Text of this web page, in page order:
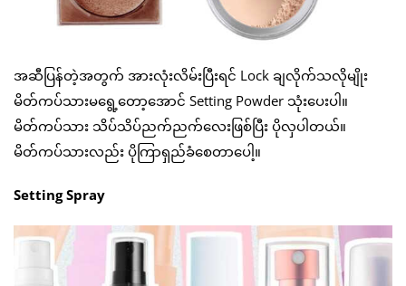
အဆီပြန်တဲ့အတွက် အားလုံးလိမ်းပြီးရင် Lock ချလိုက်သလိုမျိုး
မိတ်ကပ်သားမရွေ့တော့အောင် Setting Powder သုံးပေးပါ။
မိတ်ကပ်သား သိပ်သိပ်ညက်ညက်လေးဖြစ်ပြီး ပိုလှပါတယ်။
မိတ်ကပ်သားလည်း ပိုကြာရှည်ခံစေတာပေါ့။
Setting Spray